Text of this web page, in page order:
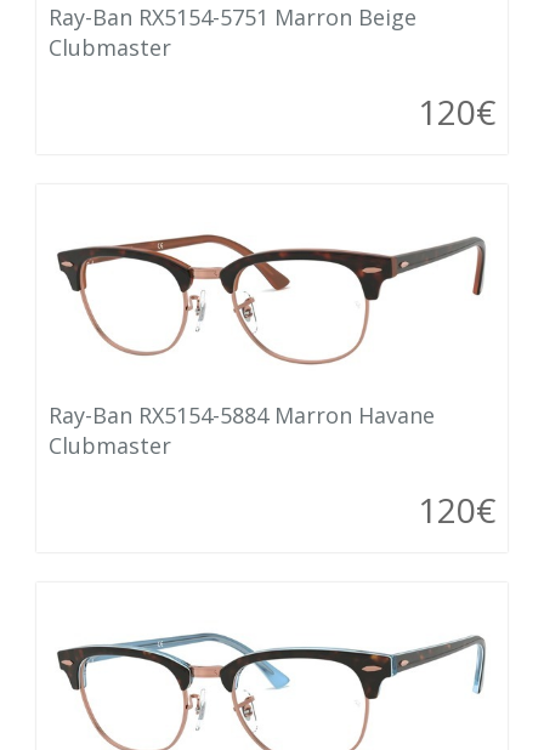
Ray-Ban RX5154-5751 Marron Beige
Clubmaster
120€
Ray-Ban RX5154-5884 Marron Havane
Clubmaster
120€